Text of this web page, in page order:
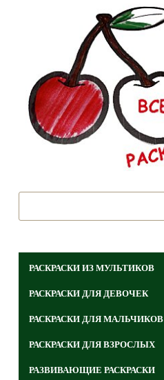
РАСКРАСКИ ИЗ МУЛЬТИКОВ
РАСКРАСКИ ДЛЯ ДЕВОЧЕК
РАСКРАСКИ ДЛЯ МАЛЬЧИКОВ
РАСКРАСКИ ДЛЯ ВЗРОСЛЫХ
РАЗВИВАЮЩИЕ РАСКРАСКИ